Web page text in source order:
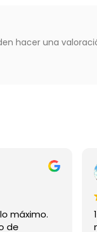
hacer una
encantó, son lo máximo.